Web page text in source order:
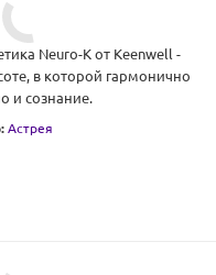
Neuro-K от Keenwell -
в которой гармонично
и сознание.
Астрея